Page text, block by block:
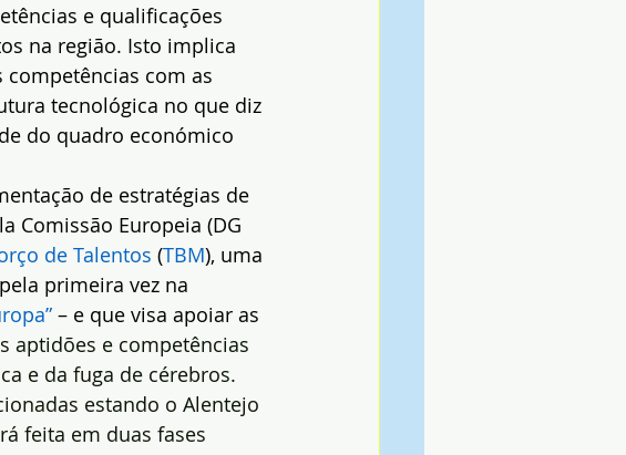
e qualificações
na região. Isto implica
com as
tecnológica no que diz
do quadro económico
de estratégias de
Comissão Europeia (DG
de Talentos (TBM), uma
primeira vez na
– e que visa apoiar as
aptidões e competências
e da fuga de cérebros.
estando o Alentejo
feita em duas fases